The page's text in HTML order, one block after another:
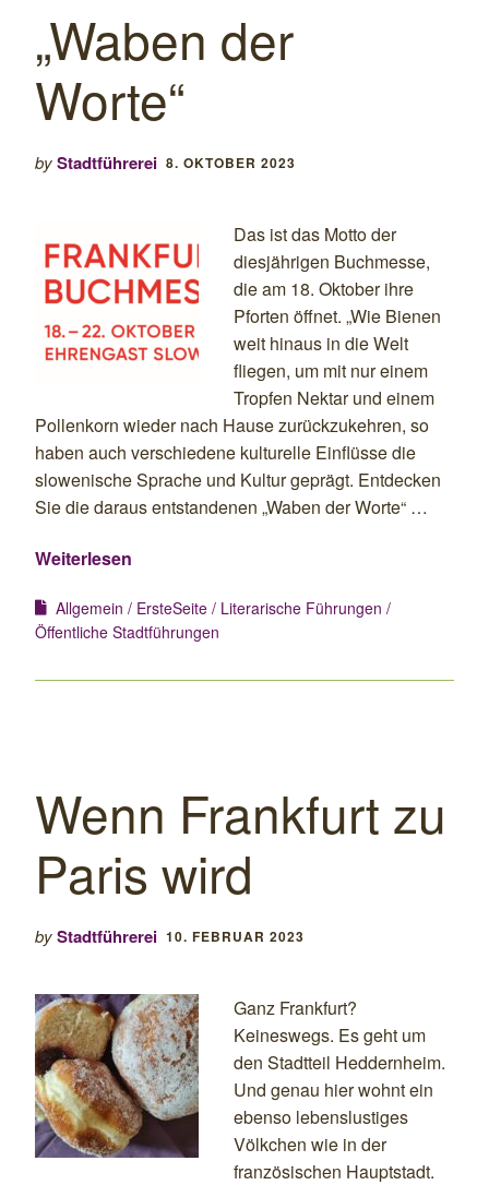
„Waben der
Worte“
byStadtführerei 8. OKTOBER 2023
Das ist das Motto der
diesjährigen Buchmesse,
die am 18. Oktober ihre
Pforten öffnet. „Wie Bienen
weit hinaus in die Welt
fliegen, um mit nur einem
Tropfen Nektar und einem
Pollenkorn wieder nach Hause zurückzukehren, so
haben auch verschiedene kulturelle Einflüsse die
slowenische Sprache und Kultur geprägt. Entdecken
Sie die daraus entstandenen „Waben der Worte“ …
Weiterlesen
Allgemein ErsteSeite
Literarische Führungen
Öffentliche Stadtführungen
Wenn Frankfurt zu
Paris wird
byStadtführerei 10. FEBRUAR 2023
Ganz Frankfurt?
Keineswegs. Es geht um
den Stadtteil Heddernheim.
Und genau hier wohnt ein
ebenso lebenslustiges
Völkchen wie in der
französischen Hauptstadt.